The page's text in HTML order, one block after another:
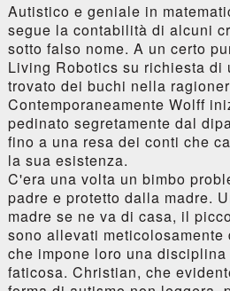
Autistico e geniale in
segue la contabilità di alcuni
sotto falso nome. A un certo
Living Robotics su richiesta di
trovato dei buchi nella
Contemporaneamente Wolff
pedinato segretamente dal
fino a una resa dei conti che
la sua esistenza.
C'era una volta un bimbo
padre e protetto dalla madre.
madre se ne va di casa, il
sono allevati
che impone loro una
faticosa. Christian, che